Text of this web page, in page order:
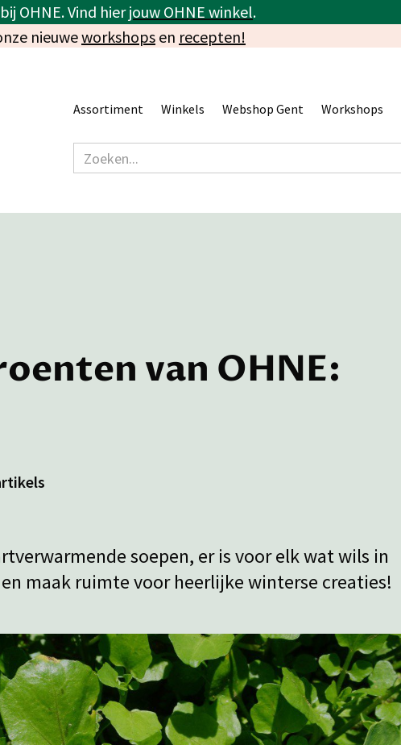
OHNE. Vind hierjouw OHNE winkel.
nieuweworkshops en recepten!
Assortiment Winkels Webshop Gent Workshops
van OHNE:
soepen, er is voor elk wat wils in
maak ruimte voor heerlijke winterse creaties!